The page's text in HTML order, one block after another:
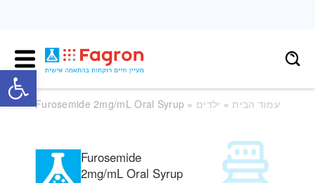
עמוד הבית» ילדים » Furosemide 2mg/mL Oral Syrup
Furosemide
2mg/mL Oral Syrup